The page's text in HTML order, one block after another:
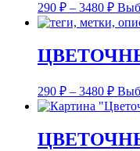
290 ₽ – 3480 ₽
290 ₽ – 3480 ₽